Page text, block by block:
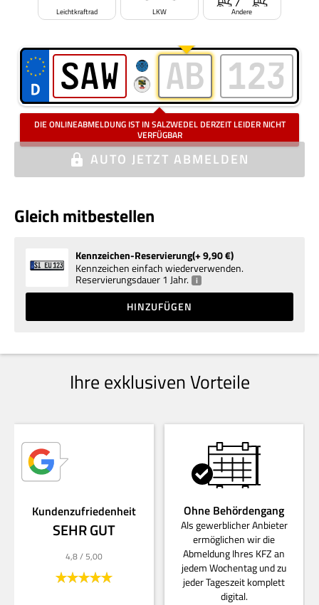
Leichtkraftrad LKW Andere
DIE ONLINEABMELDUNG IST IN SALZWEDEL DERZEIT LEIDER NICHT
VERFÜGBAR
Kennzeichen bitte ohne Elektro, Saison oder Oldtimer eingeben
AUTO JETZT ABMELDEN
Gleich mitbestellen
Kennzeichen-Reservierung+ 9,90€
Kennzeichen einfach wiederverwenden.
Reservierungsdauer 1 Jahr. i
HINZUFÜGEN
Ihre exklusiven Vorteile
Kundenzufriedenheit
SEHR GUT
4,8/ 5,00
Ohne Behördengang
Als gewerblicher Anbieter
ermöglichen wir die
Abmeldung Ihres KFZ an
jedem Wochentag und zu
jeder Tageszeit komplett
digital.